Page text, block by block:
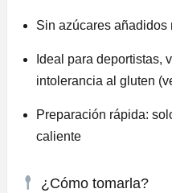
Sin azúcares
Ideal para deportistas,
intolerancia al gluten
Preparación rápida:
caliente
¿Cómo tomarla?